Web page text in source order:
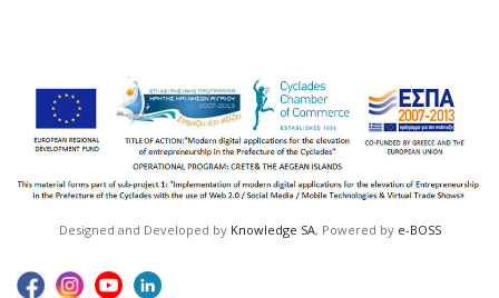
Designed and Developed by Knowledge SA, Powered by e-BOSS